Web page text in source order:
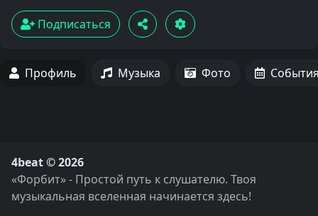
Подписаться
Профиль Музыка Фото
4beat © 2026
«Форбит» - Простой путь к слушателю. Твоя
музыкальная вселенная начинается здесь!